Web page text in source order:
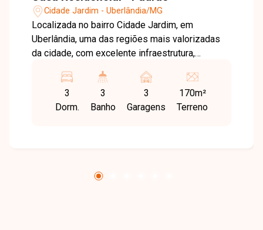
Cidade Jardim - Uberlândia/MG
Localizada no bairro Cidade Jardim, em
Uberlândia, uma das regiões mais valorizadas
da cidade, com excelente infraestrutura,
e principais vias, proporcionando praticidade e
qualidade de vida. O imóvel possui 170 m² de
área construída em terreno de 250 m², com sala
churrasqueira e despensa, quintal gramado e 3
3
Dorm.
3
Banho
3
Garagens
170m²
Terreno